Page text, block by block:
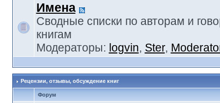
Имена
Сводные списки по авторам и
книгам
Модераторы: logvin, Ster,
Рецензии, отзывы, обсуждение книг
Форум